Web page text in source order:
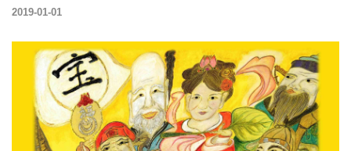
2019-01-01